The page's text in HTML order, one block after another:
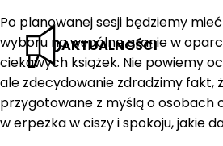
AKTUALNOŚCI
Po planowanej sesji będziemy
wyboru na wspólne granie w
ciekawych książek. Nie powiemy
ale zdecydowanie zdradzimy fakt,
przygotowane z myślą o osobach
w erpeżka w ciszy i spokoju, jakie